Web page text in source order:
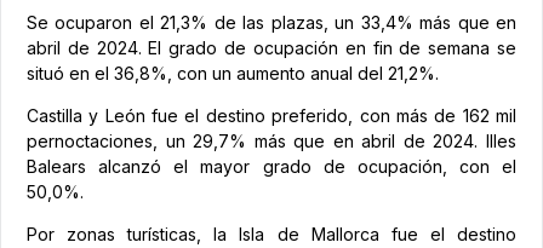
Se ocuparon el 21,3% de las plazas, un 33,4% más que en
abril de 2024. El grado de ocupación en fin de semana se
situó en el 36,8%, con un aumento anual del 21,2%.
Castilla y León fue el destino preferido, con más de 162 mil
pernoctaciones, un 29,7% más que en abril de 2024. Illes
Balears alcanzó el mayor grado de ocupación, con el
50,0%.
Por zonas turísticas, la Isla de Mallorca fue el destino